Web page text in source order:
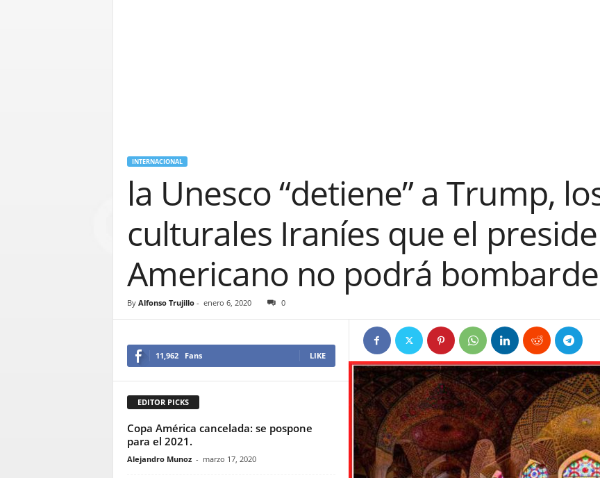
INTERNACIONAL
la Unesco “detiene” a Trump,
culturales Iraníes que el
Americano no podrá
By Alfonso Trujillo- enero 6, 2020 0
11,962 Fans LIKE
EDITOR PICKS
Copa América cancelada: se pospone
para el 2021.
Alejandro Munoz - marzo 17, 2020